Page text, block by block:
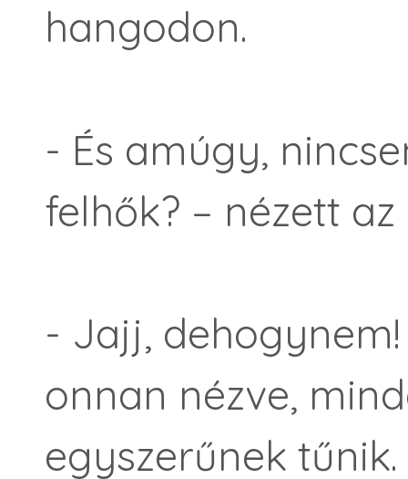
hangodon.
- És amúgy,
felhők? – nézett az
- Jajj,
onnan nézve,
egyszerűnek